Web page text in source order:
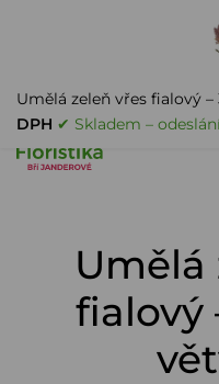
Umělá
fialový
Umělá zeleň vřes fialový
DPH ✔ Skladem –